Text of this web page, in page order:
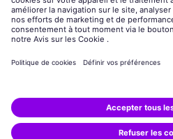
Informations sur l’entreprise
Avis
Siemens Energy est une marque